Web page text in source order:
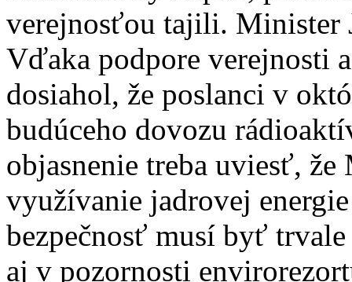
verejnosťou tajili. Minister
Vďaka podpore verejnosti
dosiahol, že poslanci v
budúceho dovozu
objasnenie treba uviesť,
využívanie jadrovej
bezpečnosť musí byť
aj v pozornosti